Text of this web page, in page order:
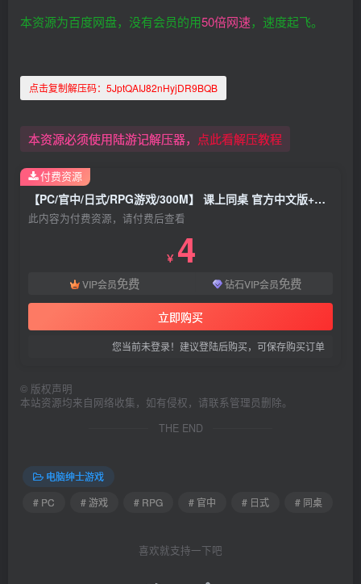
本资源为百度网盘，没有会员的用50倍网速，速度起飞。
点击复制解压码： 5JptQAIJ82nHyjDR9BQB
本资源必须使用陆游记解压器， 点此看解压教程
【PC/官中/日式/RPG游戏/300M】 课上同桌 官方中文版+日式RPG游戏+300M
此内容为付费资源，请付费后查看
￥ 4
VIP会员免费 钻石VIP会员免费
立即购买
您当前未登录！建议登陆后购买，可保存购买订单
付费资源
© 版权声明
本站资源均来自网络收集，如有侵权，请联系管理员删除。
THE END
电脑绅士游戏
# PC
# 游戏 # RPG # 官中 # 日式 # 同桌
喜欢就支持一下吧